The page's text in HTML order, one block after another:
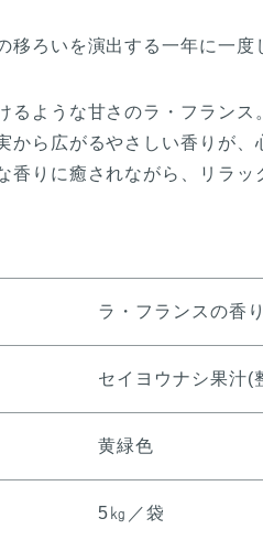
移ろいを演出する一年に一
るような甘さのラ・フランス
から広がるやさしい香りが
香りに癒されながら、リラ
ラ・フランスの香
セイヨウナシ果汁(
黄緑色
5㎏／袋